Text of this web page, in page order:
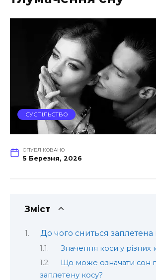
СУСПІЛЬСТВО
ОПУБЛІКОВАНО
5 Березня, 2026
Зміст
До чого сниться заплетена
Значення коси у різних
Що може означати сон
заплетену косу?